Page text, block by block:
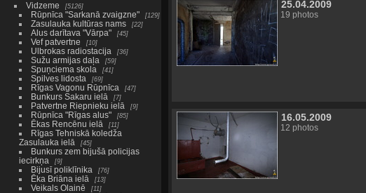
Vidzeme 5126
Rūpnīca "Sarkanā zvaigzne" 129
Zasulauka kultūras nams 22
Alus darītava "Vārpa" 45
Vef patvertne 10
Ulbrokas radiostacija 36
Sužu armijas daļa 59
Spuņciema skola 41
Spilves lidosta 69
Rīgas Vagonu Rūpnīca 47
Bunkurs Sakaru ielā 7
Patvertne Riepnieku ielā 9
Rūpnīca "Rīgas alus" 85
Ēkas Rencēnu ielā 11
Rīgas Tehniskā koledža
Zasulauka ielā
45
Bunkurs zem bijušā policijas
iecirkņa
9
Bijusī poliklīnika 76
Ēka Briāna ielā 13
Veikals Olainē 11
25.04.2009
19 photos
16.05.2009
12 photos